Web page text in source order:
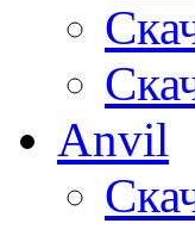
Anvil